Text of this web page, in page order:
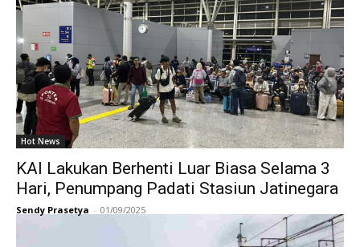
Hot News
KAI Lakukan Berhenti Luar Biasa Selama 3
Hari, Penumpang Padati Stasiun Jatinegara
Sendy Prasetya - 01/09/2025